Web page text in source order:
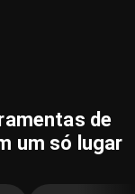
de
um só lugar